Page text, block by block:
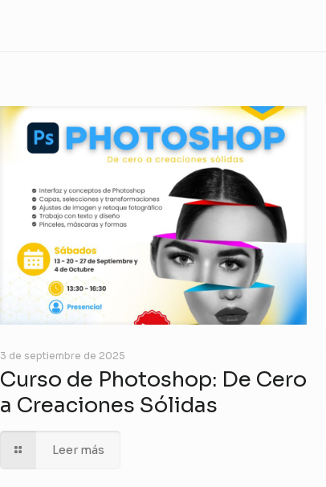
3 de septiembre de 2025
Curso de Photoshop: De Cero
a Creaciones Sólidas
Leer más